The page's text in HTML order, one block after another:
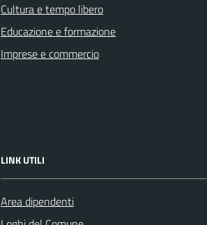
Cultura e tempo libero
Educazione e formazione
Imprese e commercio
LINK UTILI
Area dipendenti